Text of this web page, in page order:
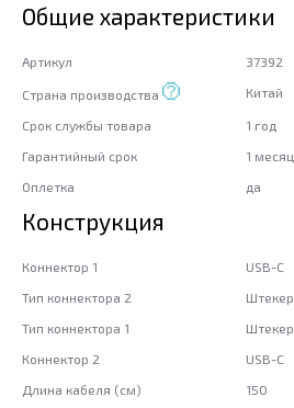
Общие характеристики
Артикул 37392
Страна производства Китай
Срок службы товара
1 год
Гарантийный срок
1 месяц
Оплетка
да
Конструкция
Коннектор 1
USB-C
Тип коннектора 2
Штекер
Тип коннектора 1
Штекер
Коннектор 2
USB-C
Длина кабеля (см)
150